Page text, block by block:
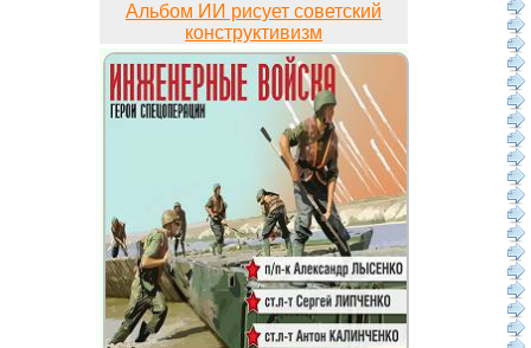
Альбом ИИ рисует советский
конструктивизм